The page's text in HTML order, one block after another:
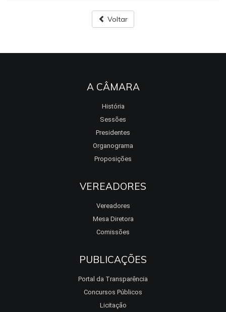
Voltar
A CÂMARA
História
Sessões
Presidentes
Organograma
Proposições
VEREADORES
Vereadores
Mesa Diretora
Comissões
PUBLICAÇÕES
Portal da Transparência
Concursos Públicos
Licitação